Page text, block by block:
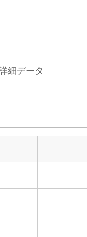
細データ